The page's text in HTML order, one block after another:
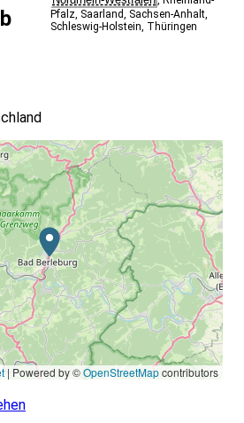
Flow Trainerausbildung
sind für unterschiedliche
Pfalz, Saarland, Sachsen-Anhalt,
Schleswig-Holstein, Thüringen
| Powered by ©OpenStreetMapcontributors